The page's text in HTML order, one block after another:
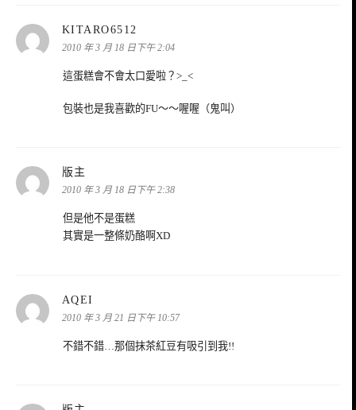
KITARO6512
示:
2010 年 3 月 18 日下午 2:04
這蛋糕會不會太口愛啦？>_<
包裝也是我喜歡的FU～～喔喔（鬼叫）
版主
示:
2010 年 3 月 18 日下午 2:38
但是他不是蛋糕
其實是一整條奶酪啊XD
AQEI
示:
2010 年 3 月 21 日下午 10:57
不錯不錯…那個抹茶紅豆有吸引到我!!